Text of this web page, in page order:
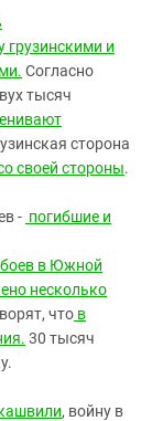
и
Согласно
тысяч
сторона
своей стороны.
- погибшие и
боев в Южной
несколько
что в
30 тысяч
, войну в